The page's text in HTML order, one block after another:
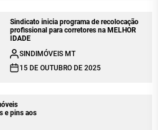
Sindicato inicia programa de recolocação
profissional para corretores na MELHOR
IDADE
SINDIMÓVEIS MT
15 DE OUTUBRO DE 2025
e pins aos